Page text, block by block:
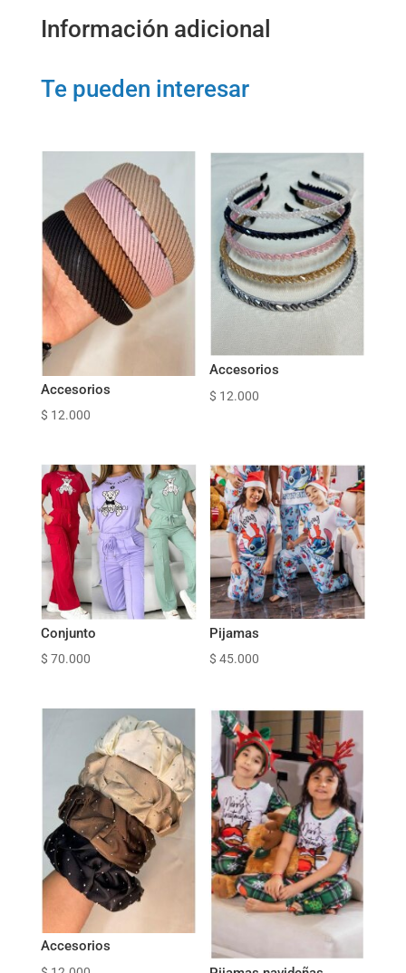
Información adicional
Te pueden interesar
Accesorios
$ 12.000
Accesorios
$ 12.000
Conjunto
$ 70.000
Pijamas
$ 45.000
Accesorios